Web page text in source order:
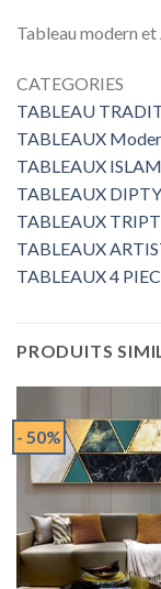
Tableau modern
CATEGORIES
TABLEAU
TABLEAUX
TABLEAUX
TABLEAUX
TABLEAUX
TABLEAUX
TABLEAUX 4
PRODUITS
- 50%